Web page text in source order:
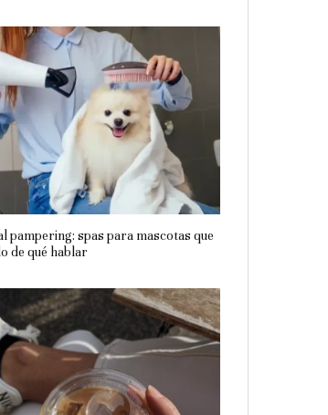
pampering: spas para mascotas que
de qué hablar